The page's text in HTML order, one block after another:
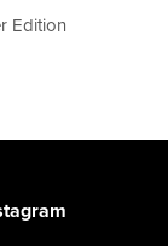
Edition